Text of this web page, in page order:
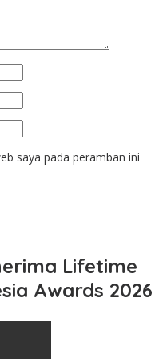
saya pada peramban ini
Lifetime
Awards 2026